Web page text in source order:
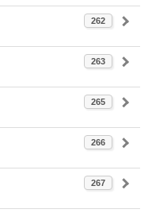
262
263
265
266
267